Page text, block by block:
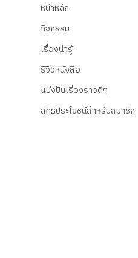
หน้าหลัก
กิจกรรม
เรื่องน่ารู้
รีวิวหนังสือ
แบ่งปันเรื่องราวดีๆ
สิทธิประโยชน์สำหรับสมาชิก